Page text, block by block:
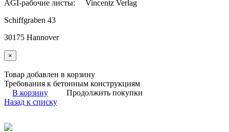
AGI-рабочие листы: Vincentz Verlag
Schiffgraben 43
30175 Hannover
×
Товар добавлен в корзину
Требования к бетонным конструкциям
В корзину
Продолжить покупки
Назад к списку